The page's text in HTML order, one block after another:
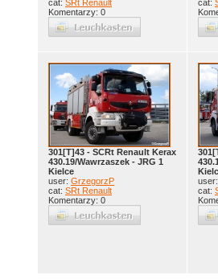
cat: SRt Renault
Komentarzy: 0
cat:
301[T]43 - SCRt Renault Kerax
430.19/Wawrzaszek - JRG 1
Kielce
user: GrzegorzP
cat: SRt Renault
Komentarzy: 0
cat: